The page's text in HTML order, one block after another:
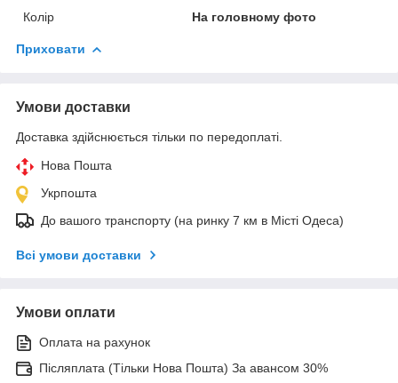
Колір
На головному фото
Приховати
Умови доставки
Доставка здійснюється тільки по передоплаті.
Нова Пошта
Укрпошта
До вашого транспорту (на ринку 7 км в Місті Одеса)
Всі умови доставки
Умови оплати
Оплата на рахунок
Післяплата (Тільки Нова Пошта) За авансом 30%